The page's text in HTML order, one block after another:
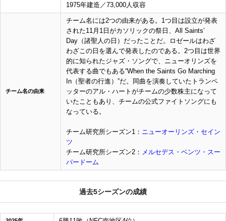
1975年建造／73,000人収容
チーム名の由来
チーム名には2つの由来がある。1つ目は設立が発表
された11月1日がカソリックの祭日、All Saints’
Day（諸聖人の日）だったことだ。ロゼールはわざ
わざこの日を選んで発表したのである。2つ目は世界
的に知られたジャズ・ソングで、ニューオリンズを
代表する曲でもある“When the Saints Go Marching
In（聖者の行進）”だ。同曲を演奏していたトランペ
ッターのアル・ハートがチームの少数株主になって
いたこともあり、チームの公式ファイトソングにも
なっている。
チーム研究所シーズン1： ニューオーリンズ・セイン
ツ
チーム研究所シーズン2： メルセデス・ベンツ・スー
パードーム
過去5シーズンの成績